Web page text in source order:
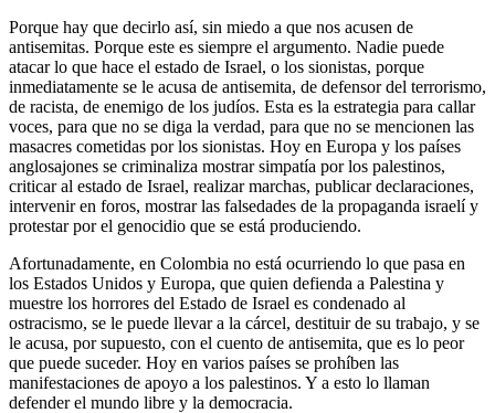
Porque hay que decirlo así, sin miedo a que nos acusen de
antisemitas. Porque este es siempre el argumento. Nadie puede
atacar lo que hace el estado de Israel, o los sionistas, porque
inmediatamente se le acusa de antisemita, de defensor del terrorismo,
de racista, de enemigo de los judíos. Esta es la estrategia para callar
voces, para que no se diga la verdad, para que no se mencionen las
masacres cometidas por los sionistas. Hoy en Europa y los países
anglosajones se criminaliza mostrar simpatía por los palestinos,
criticar al estado de Israel, realizar marchas, publicar declaraciones,
intervenir en foros, mostrar las falsedades de la propaganda israelí y
protestar por el genocidio que se está produciendo.
Afortunadamente, en Colombia no está ocurriendo lo que pasa en
los Estados Unidos y Europa, que quien defienda a Palestina y
muestre los horrores del Estado de Israel es condenado al
ostracismo, se le puede llevar a la cárcel, destituir de su trabajo, y se
le acusa, por supuesto, con el cuento de antisemita, que es lo peor
que puede suceder. Hoy en varios países se prohíben las
manifestaciones de apoyo a los palestinos. Y a esto lo llaman
defender el mundo libre y la democracia.